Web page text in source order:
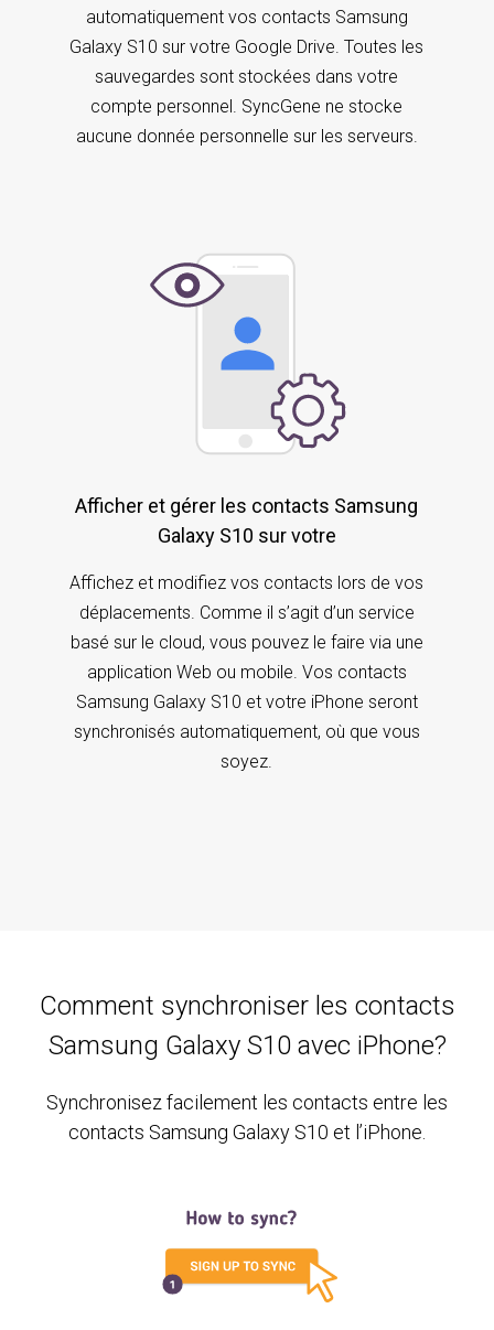
automatiquement vos contacts Samsung
Galaxy S10 sur votre Google Drive. Toutes les
sauvegardes sont stockées dans votre
compte personnel. SyncGene ne stocke
aucune donnée personnelle sur les serveurs.
Afficher et gérer les contacts Samsung
Galaxy S10 sur votre
Affichez et modifiez vos contacts lors de vos
déplacements. Comme il s’agit d’un service
basé sur le cloud, vous pouvez le faire via une
application Web ou mobile. Vos contacts
Samsung Galaxy S10 et votre iPhone seront
synchronisés automatiquement, où que vous
soyez.
Comment synchroniser les contacts
Samsung Galaxy S10 avec iPhone?
Synchronisez facilement les contacts entre les
contacts Samsung Galaxy S10 et l’iPhone.